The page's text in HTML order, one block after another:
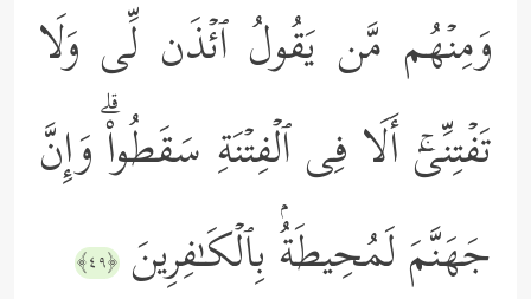
وَمِنۡهُم مَّن یَقُولُ ٱئۡذَن لِّی وَلَا
تَفۡتِنِّیۤۚ أَلَا فِی ٱلۡفِتۡنَةِ سَقَطُواْۗ وَإِنَّ
جَهَنَّمَ لَمُحِیطَةُۢ بِٱلۡكَـٰفِرِینَ ﴿٤٩﴾